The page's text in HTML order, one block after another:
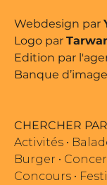
Webdesign par
Logo par
Edition par
Banque
CHERCHER
Activités •
Burger •
Concours •